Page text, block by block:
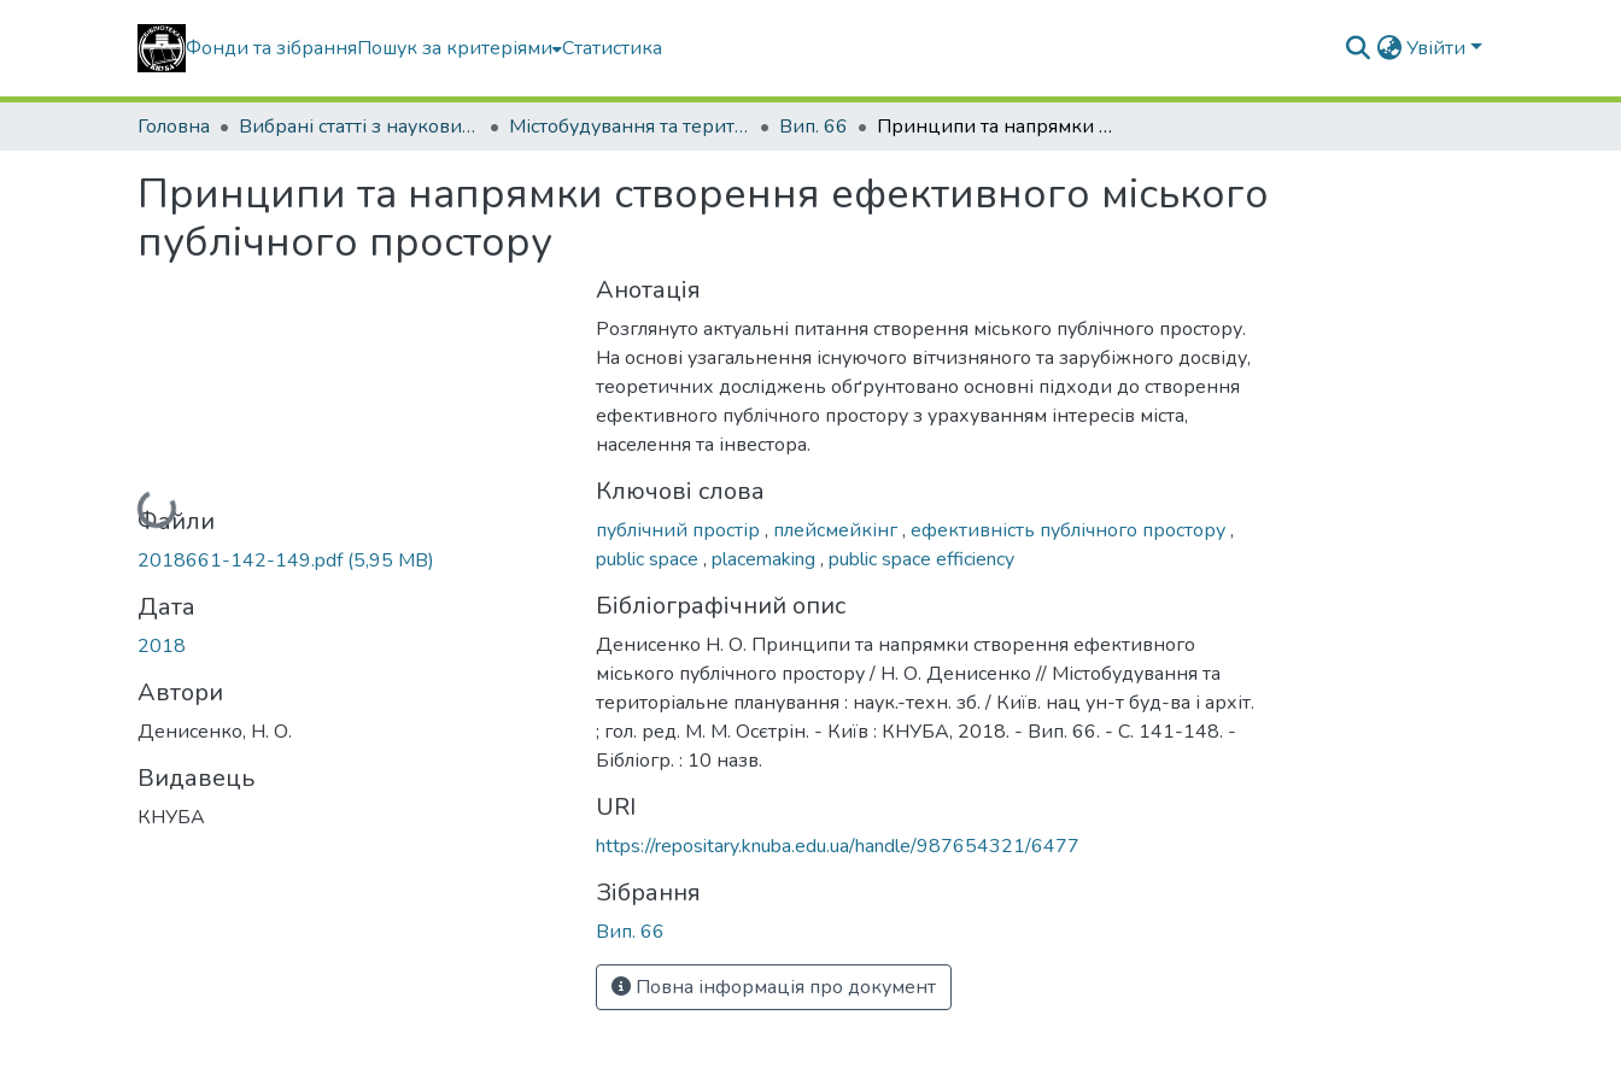
Фонди та зібранняПошук за критеріями Статистика Увійти
Головна Вибрані статті з наукових збірників КНУБА Містобудування та територіальне планування Вип. 66 Принципи та напрямки створення ефективного міського публічного простору
Принципи та напрямки створення ефективного міського
публічного простору
Вантажиться...
Файли
2018661-142-149.pdf(5,95 MB)
Дата
2018
Автори
Денисенко, Н. О.
Видавець
КНУБА
Анотація
Розглянуто актуальні питання створення міського публічного простору.
На основі узагальнення існуючого вітчизняного та зарубіжного досвіду,
теоретичних досліджень обґрунтовано основні підходи до створення
ефективного публічного простору з урахуванням інтересів міста,
населення та інвестора.
Ключові слова
публічний простір , плейсмейкінг, ефективність публічного простору,
public space , placemaking , public space efficiency
Бібліографічний опис
Денисенко Н. О. Принципи та напрямки створення ефективного
міського публічного простору / Н. О. Денисенко // Містобудування та
територіальне планування : наук.-техн. зб. / Київ. нац ун-т буд-ва і архіт.
; гол. ред. М. М. Осєтрін. - Київ : КНУБА, 2018. - Вип. 66. - С. 141-148. -
Бібліогр. : 10 назв.
URI
https://repositary.knuba.edu.ua/handle/987654321/6477
Зібрання
Вип. 66
Повна інформація про документ